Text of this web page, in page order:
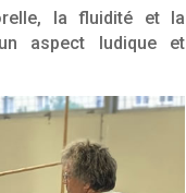
la fluidité et la
aspect ludique et